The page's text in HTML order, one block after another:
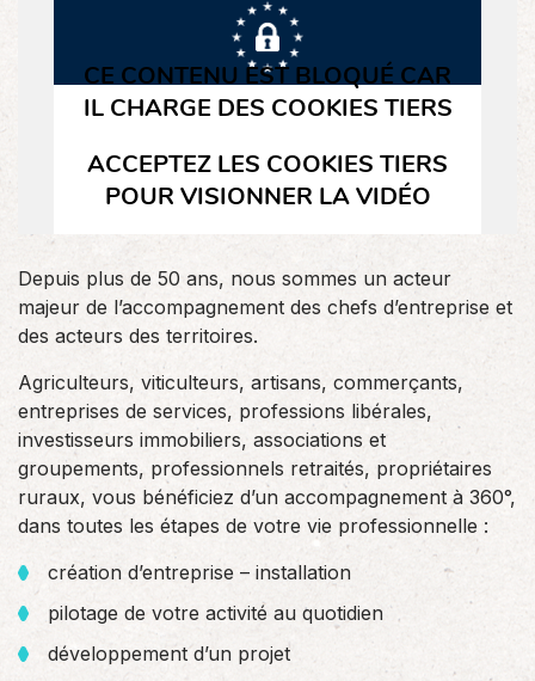
Depuis plus de 50 ans, nous sommes un acteur
majeur de l’accompagnement des chefs d’entreprise et
des acteurs des territoires.
Agriculteurs, viticulteurs, artisans, commerçants,
entreprises de services, professions libérales,
investisseurs immobiliers, associations et
groupements, professionnels retraités, propriétaires
ruraux, vous bénéficiez d’un accompagnement à 360°,
dans toutes les étapes de votre vie professionnelle :
création d’entreprise – installation
pilotage de votre activité au quotidien
développement d’un projet